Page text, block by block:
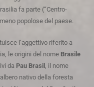
fa parte (“Centro-
popolose del paese.
l’aggettivo riferito a
le origini del nome Brasile
da Pau Brasil , il nome
nativo della foresta